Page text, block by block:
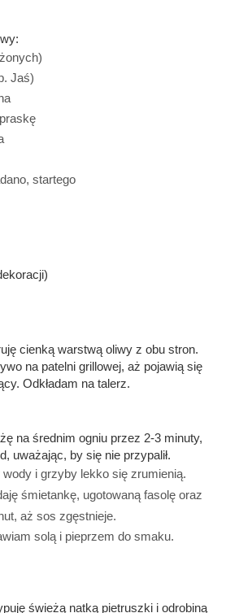
Jaś)
startego
cienką warstwą oliwy z obu stron.
na patelni grillowej, aż pojawią się
Odkładam na talerz.
na średnim ogniu przez 2-3 minuty,
uważając, by się nie przypalił.
i grzyby lekko się zrumienią.
śmietankę, ugotowaną fasolę oraz
aż sos zgęstnieje.
solą i pieprzem do smaku.
świeżą natką pietruszki i odrobiną